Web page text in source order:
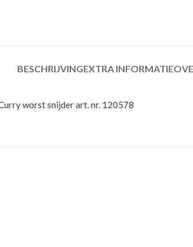
BESCHRIJVINGEXTRA INFORMATIE
worst snijder art. nr. 120578